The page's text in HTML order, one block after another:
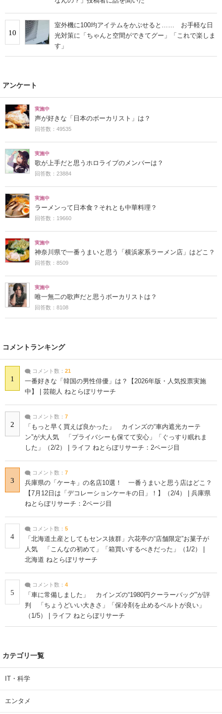
10
室外機に100均アイテムをかぶせると…… お手軽な日
光対策に「ちゃんと空間ができてグー」「これで楽しま
す」
アンケート
実施中
声が好きな「日本のボーカリスト」は？
回答数：49535
実施中
歌が上手だと思うホロライブのメンバーは？
回答数：23884
実施中
ラーメンって日本食？それとも中華料理？
回答数：19660
実施中
神奈川県で一番うまいと思う「横浜家系ラーメン店」はどこ？
回答数：8509
実施中
唯一無二の歌声だと思うボーカリストは？
回答数：8108
コメントランキング
1
コメント数： 21
一番好きな「韓国の男性俳優」は？【2026年版・人気投票実施
中】 | 芸能人 ねとらぼリサーチ
2
コメント数： 7
「もっと早く買えば良かった」 カインズの“車内遮光カーテ
ン”が大人気 「プライバシーも保てて安心」「ぐっすり眠れま
した」（2/2） | ライフ ねとらぼリサーチ：2ページ目
3
コメント数： 7
兵庫県の「ケーキ」の名店10選！ 一番うまいと思う店はどこ？
【7月12日は「デコレーションケーキの日」！】（2/4） | 兵庫県
ねとらぼリサーチ：2ページ目
4
コメント数： 5
「北海道土産としてもセンス抜群」六花亭の“店舗限定”お菓子が
人気 「こんなの初めて」「箱買いするべきだった」（1/2） |
北海道 ねとらぼリサーチ
5
コメント数： 4
「車に常備しました」 カインズの“1980円クーラーバッグ”が評
判 「ちょうどいい大きさ」「保冷剤を止めるベルトが良い」
（1/5） | ライフ ねとらぼリサーチ
カテゴリ一覧
IT・科学
エンタメ